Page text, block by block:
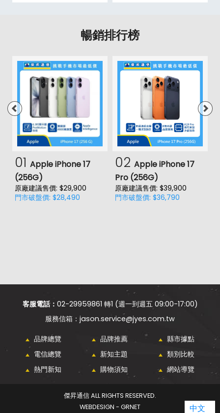
暢銷排行榜
01 Apple iPhone 17
(256G)
原廠建議售價: $29,900
門市破盤價: $28,490
02 Apple iPhone 17
Pro (256G)
原廠建議售價: $39,900
門市破盤價: $36,790
客服電話： 02-29959861 轉1 (週一到週五 09:00-17:00)
jason.service@jyes.com.tw
品牌總覽 品牌推薦
縣市據點
電信總覽
新知主題
類別比較
熱門新知
購物須知 網站導覽
傑昇通信 ALL RIGHTS RESERVED.
WEBDESIGN - GRNET
中文